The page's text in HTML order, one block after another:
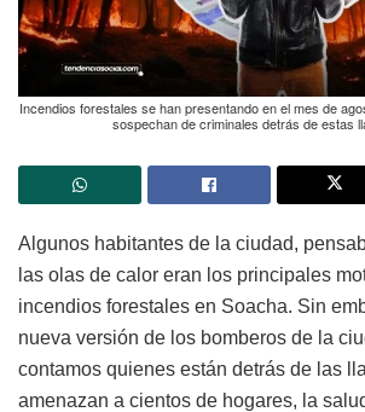
Incendios forestales se han presentando en el mes de
sospechan de criminales detrás de estas
Algunos habitantes de la ciudad,
las olas de calor eran los principales
incendios forestales en Soacha. Sin
nueva versión de los bomberos de la
contamos quienes están detrás de las
amenazan a cientos de hogares, la